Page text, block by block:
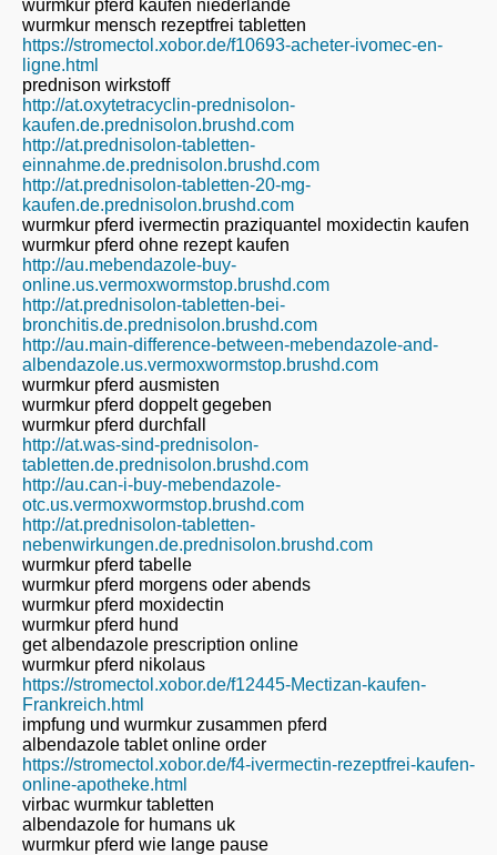
wurmkur pferd kaufen niederlande
wurmkur mensch rezeptfrei tabletten
https://stromectol.xobor.de/f10693-acheter-ivomec-en-
ligne.html
prednison wirkstoff
http://at.oxytetracyclin-prednisolon-
kaufen.de.prednisolon.brushd.com
http://at.prednisolon-tabletten-
einnahme.de.prednisolon.brushd.com
http://at.prednisolon-tabletten-20-mg-
kaufen.de.prednisolon.brushd.com
wurmkur pferd ivermectin praziquantel moxidectin kaufen
wurmkur pferd ohne rezept kaufen
http://au.mebendazole-buy-
online.us.vermoxwormstop.brushd.com
http://at.prednisolon-tabletten-bei-
bronchitis.de.prednisolon.brushd.com
http://au.main-difference-between-mebendazole-and-
albendazole.us.vermoxwormstop.brushd.com
wurmkur pferd ausmisten
wurmkur pferd doppelt gegeben
wurmkur pferd durchfall
http://at.was-sind-prednisolon-
tabletten.de.prednisolon.brushd.com
http://au.can-i-buy-mebendazole-
otc.us.vermoxwormstop.brushd.com
http://at.prednisolon-tabletten-
nebenwirkungen.de.prednisolon.brushd.com
wurmkur pferd tabelle
wurmkur pferd morgens oder abends
wurmkur pferd moxidectin
wurmkur pferd hund
get albendazole prescription online
wurmkur pferd nikolaus
https://stromectol.xobor.de/f12445-Mectizan-kaufen-
Frankreich.html
impfung und wurmkur zusammen pferd
albendazole tablet online order
https://stromectol.xobor.de/f4-ivermectin-rezeptfrei-kaufen-
online-apotheke.html
virbac wurmkur tabletten
albendazole for humans uk
wurmkur pferd wie lange pause